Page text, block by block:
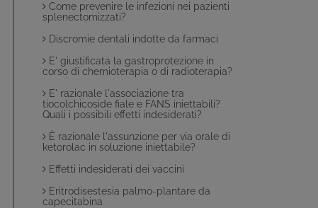
Come prevenire le infezioni nei pazienti
splenectomizzati?
Discromie dentali indotte da farmaci
E' giustificata la gastroprotezione in
corso di chemioterapia o di radioterapia?
E' razionale l'associazione tra
tiocolchicoside fiale e FANS iniettabili?
Quali i possibili effetti indesiderati?
È razionale l'assunzione per via orale di
ketorolac in soluzione iniettabile?
Effetti indesiderati dei vaccini
Eritrodisestesia palmo-plantare da
capecitabina